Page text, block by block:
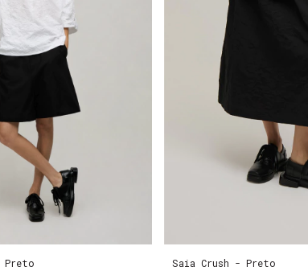
Preto Saia Crush - Preto